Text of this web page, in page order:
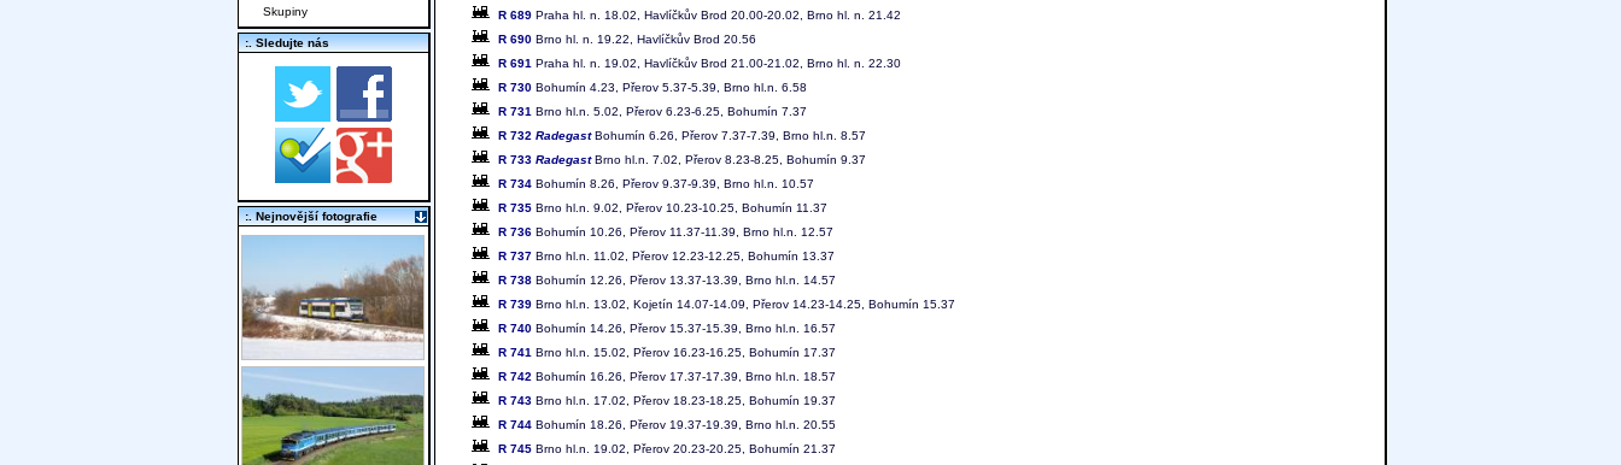
R 689 Praha hl. n. 18.02, Havlíčkův Brod 20.00-20.02, Brno hl. n. 21.42
R 690 Brno hl. n. 19.22, Havlíčkův Brod 20.56
R 691 Praha hl. n. 19.02, Havlíčkův Brod 21.00-21.02, Brno hl. n. 22.30
R 730 Bohumín 4.23, Přerov 5.37-5.39, Brno hl.n. 6.58
R 731 Brno hl.n. 5.02, Přerov 6.23-6.25, Bohumín 7.37
R 732 RadegastBohumín 6.26, Přerov 7.37-7.39, Brno hl.n. 8.57
R 733 RadegastBrno hl.n. 7.02, Přerov 8.23-8.25, Bohumín 9.37
R 734 Bohumín 8.26, Přerov 9.37-9.39, Brno hl.n. 10.57
R 735 Brno hl.n. 9.02, Přerov 10.23-10.25, Bohumín 11.37
R 736 Bohumín 10.26, Přerov 11.37-11.39, Brno hl.n. 12.57
R 737 Brno hl.n. 11.02, Přerov 12.23-12.25, Bohumín 13.37
R 738 Bohumín 12.26, Přerov 13.37-13.39, Brno hl.n. 14.57
R 739 Brno hl.n. 13.02, Kojetín 14.07-14.09, Přerov 14.23-14.25, Bohumín 15.37
R 740 Bohumín 14.26, Přerov 15.37-15.39, Brno hl.n. 16.57
R 741 Brno hl.n. 15.02, Přerov 16.23-16.25, Bohumín 17.37
R 742 Bohumín 16.26, Přerov 17.37-17.39, Brno hl.n. 18.57
R 743 Brno hl.n. 17.02, Přerov 18.23-18.25, Bohumín 19.37
R 744 Bohumín 18.26, Přerov 19.37-19.39, Brno hl.n. 20.55
R 745 Brno hl.n. 19.02, Přerov 20.23-20.25, Bohumín 21.37
Skupiny
:. Sledujte nás
:. Nejnovější fotografie